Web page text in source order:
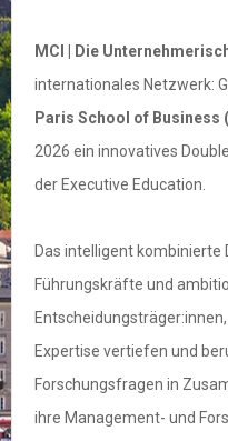
MCI | Die
internationales Netzwerk:
Paris School of Business
2026 ein innovatives
der Executive Education.
Das intelligent
Führungskräfte und
Expertise vertiefen und
Forschungsfragen in
ihre Management- und